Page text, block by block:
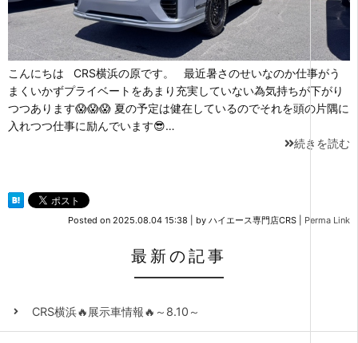
こんにちは CRS横浜の原です。 最近暑さのせいなのか仕事がう
まくいかずプライベートをあまり充実していない為気持ちが下がり
つつあります😱😱😱 夏の予定は健在しているのでそれを頭の片隅に
入れつつ仕事に励んでいます😎…
続きを読む
Posted on 2025.08.04 15:38 by ハイエース専門店CRS Perma Link
最新の記事
CRS横浜🔥展示車情報🔥～8.10～